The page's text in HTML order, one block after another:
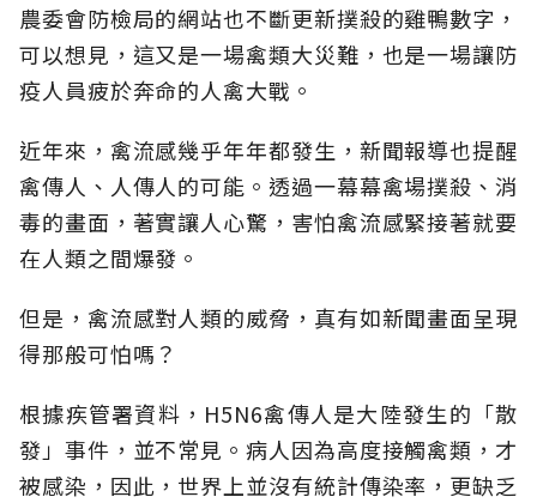
農委會防檢局的網站也不斷更新撲殺的雞鴨數字，
可以想見，這又是一場禽類大災難，也是一場讓防
疫人員疲於奔命的人禽大戰。
近年來，禽流感幾乎年年都發生，新聞報導也提醒
禽傳人、人傳人的可能。透過一幕幕禽場撲殺、消
毒的畫面，著實讓人心驚，害怕禽流感緊接著就要
在人類之間爆發。
但是，禽流感對人類的威脅，真有如新聞畫面呈現
得那般可怕嗎？
根據疾管署資料，H5N6禽傳人是大陸發生的「散
發」事件，並不常見。病人因為高度接觸禽類，才
被感染，因此，世界上並沒有統計傳染率，更缺乏